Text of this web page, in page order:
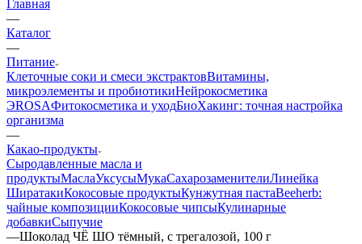
Главная
—
Каталог
—
Питание
Клеточные соки и смеси экстрактовВитамины,
микроэлементы и пробиотикиНейрокосметика
ЭROSAФитокосметика и уходБиоХакинг: точная настройка
организма
—
Какао-продукты
Сыродавленные масла и
продуктыМаслаУксусыМукаСахарозаменителиЛинейка
ШиратакиКокосовые продуктыКунжутная пастаBeeherb:
чайные композицииКокосовые чипсыКулинарные
добавкиСыпучие
—Шоколад ЧЁ ШО тёмный, с трегалозой, 100 г